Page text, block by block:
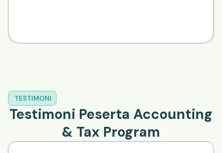
TESTIMONI
Testimoni Peserta Accounting
& Tax Program